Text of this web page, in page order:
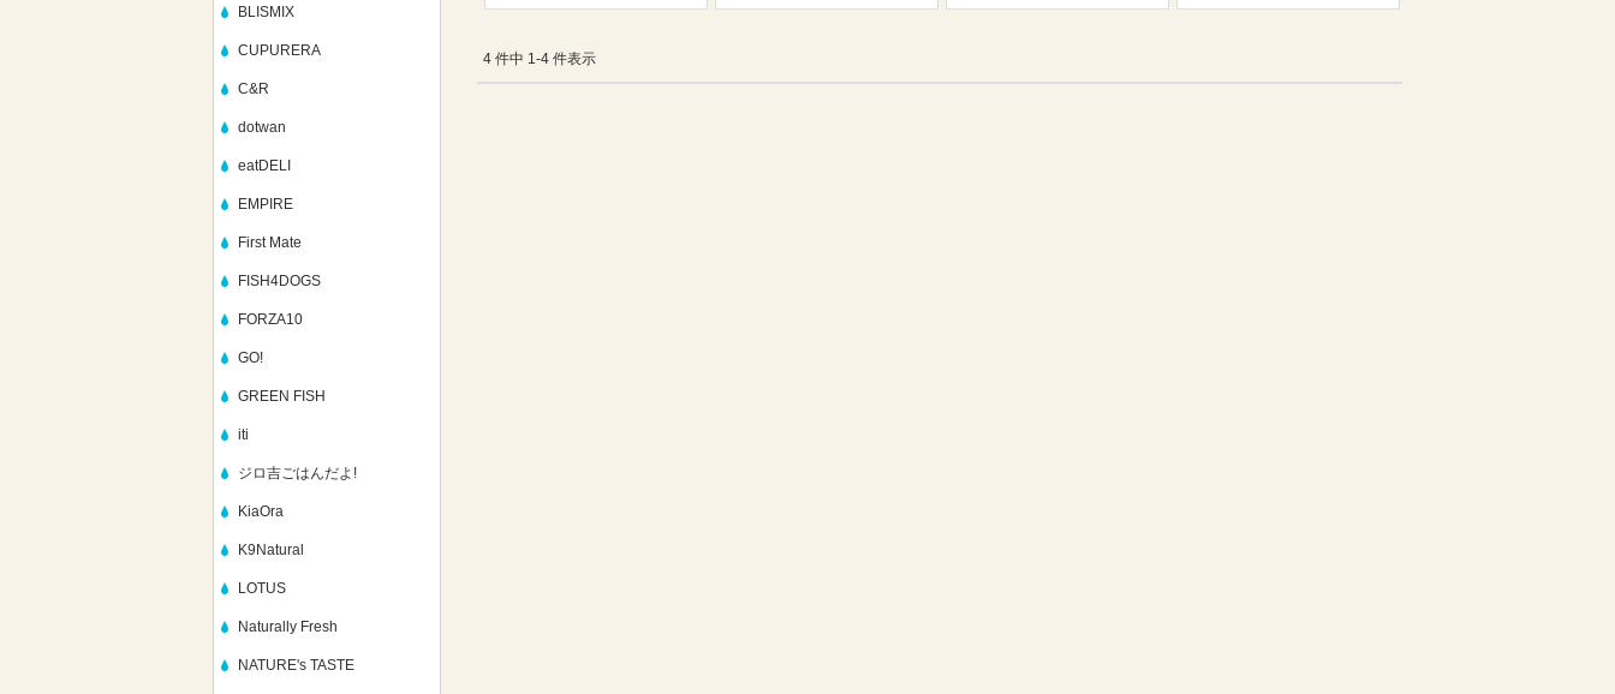
BLISMIX
CUPURERA
C&R
dotwan
eatDELI
EMPIRE
First Mate
FISH4DOGS
FORZA10
GO!
GREEN FISH
iti
ジロ吉ごはんだよ!
KiaOra
K9Natural
LOTUS
Naturally Fresh
NATURE's TASTE
4 件中 1-4 件表示